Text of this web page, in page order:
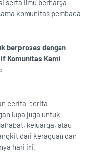
serta ilmu berharga
komunitas pembaca
berproses dengan
Komunitas Kami
cerita-cerita
lupa juga untuk
keluarga, atau
dari keraguan dan
hari ini!